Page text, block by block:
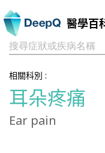
醫學百
搜尋症狀或疾病名稱
相關科別 :
耳朵疼痛
Ear pain